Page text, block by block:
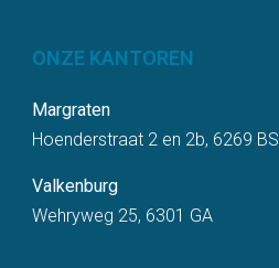
ONZE KANTOREN
Margraten
Hoenderstraat 2 en 2b, 6269 BS
Valkenburg
Wehryweg 25, 6301 GA